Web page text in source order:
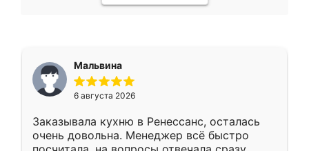
Мальвина
6 августа 2026
Заказывала кухню в Ренессанс, осталась
очень довольна. Менеджер всё быстро